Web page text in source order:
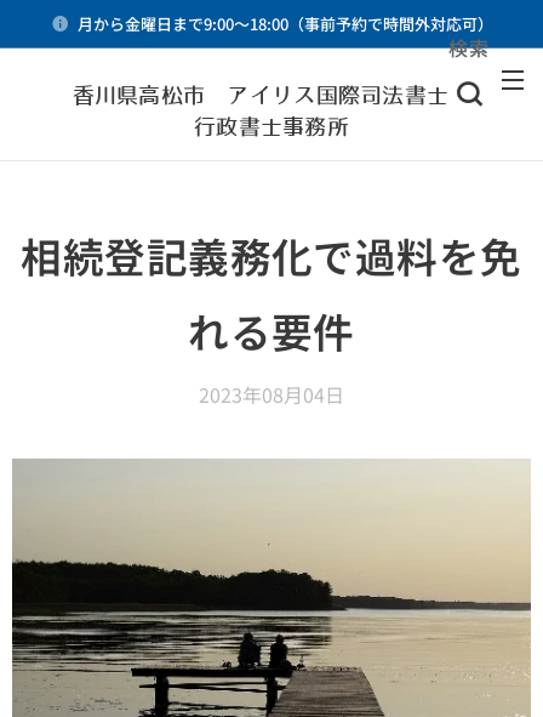
月から金曜日まで9:00～18:00（事前予約で時間外対応可）
香川県高松市 アイリス国際司法書士・
行政書士事務所
検索
相続登記義務化で過料を免
れる要件
2023年08月04日